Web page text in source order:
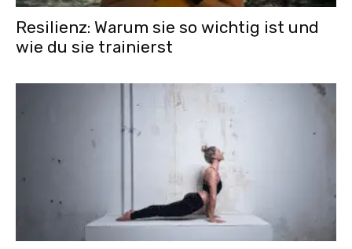
Resilienz: Warum sie so wichtig ist und
wie du sie trainierst